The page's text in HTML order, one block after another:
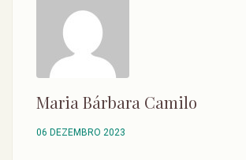
Maria Bárbara Camilo
06 DEZEMBRO 2023